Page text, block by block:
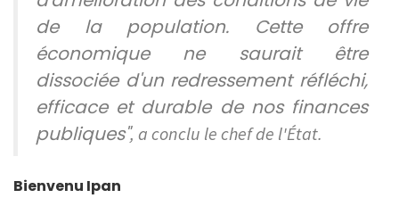
de la population. Cette offre
économique ne saurait être
dissociée d'un redressement réfléchi,
efficace et durable de nos finances
publiques", a conclu le chef de l'État.
Bienvenu Ipan